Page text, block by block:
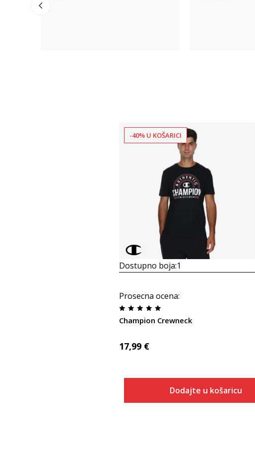
-40% U KOŠARICI
Dostupno boja:1
Prosecna ocena:
Champion Crewneck
17,99 €
Dodajte u košaricu